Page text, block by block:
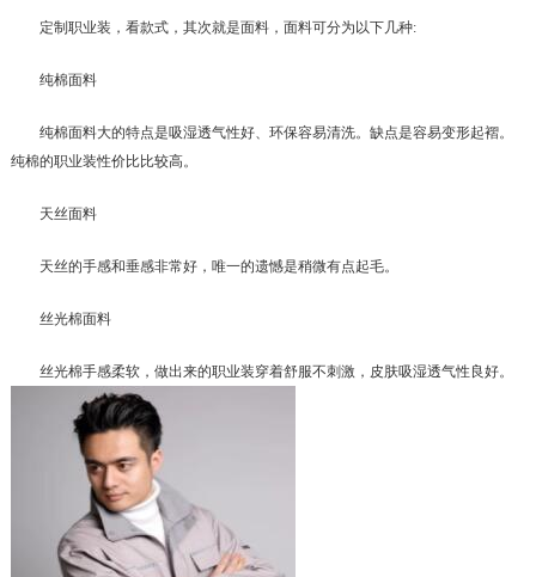
定制职业装，看款式，其次就是面料，面料可分为以下几种:
纯棉面料
纯棉面料大的特点是吸湿透气性好、环保容易清洗。缺点是容易变形起褶。
纯棉的职业装性价比比较高。
天丝面料
天丝的手感和垂感非常好，唯一的遗憾是稍微有点起毛。
丝光棉面料
丝光棉手感柔软，做出来的职业装穿着舒服不刺激，皮肤吸湿透气性良好。